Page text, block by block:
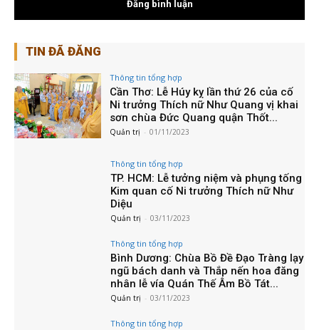
TIN ĐÃ ĐĂNG
Thông tin tổng hợp
Cần Thơ: Lễ Húy kỵ lần thứ 26 của cố
Ni trưởng Thích nữ Như Quang vị khai
sơn chùa Đức Quang quận Thốt...
Quản trị - 01/11/2023
Thông tin tổng hợp
TP. HCM: Lễ tưởng niệm và phụng tống
Kim quan cố Ni trưởng Thích nữ Như
Diệu
Quản trị - 03/11/2023
Thông tin tổng hợp
Bình Dương: Chùa Bồ Đề Đạo Tràng lạy
ngũ bách danh và Thắp nến hoa đăng
nhân lễ vía Quán Thế Âm Bồ Tát...
Quản trị - 03/11/2023
Thông tin tổng hợp